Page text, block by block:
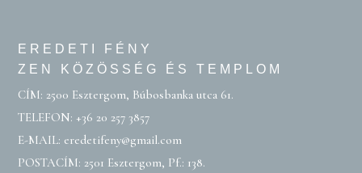
EREDETI FÉNY
ZEN KÖZÖSSÉG ÉS TEMPLOM
CÍM: 2500 Esztergom, Búbosbanka utca 61.
TELEFON:+36 20 257 3857
E-MAIL: eredetifeny@gmail.com
POSTACÍM: 2501 Esztergom, Pf.: 138.